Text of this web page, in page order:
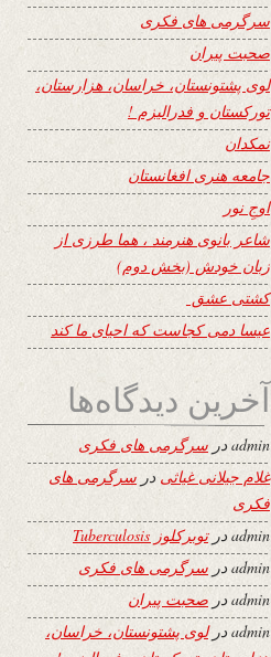
سرگرمی های فکری
صحبت پیران
لوی پشتونستان، خراسان، هزارستان،
تورکستان و فدرالیزم !
نمکدان
جامعه هنری افغانستان
اوجِ نور
شاعر بانوی هنرمند ، هما طرزی از
زبان خودش (بخش دوم)
کشتی عشق
عیسا دمی کجاست که احیای ما کند
آخرین دیدگاه‌ها
adminدر سرگرمی های فکری
غلام جیلانی غیاثی در سرگرمی های
فکری
adminدرتوبرکلوز Tuberculosis
adminدر سرگرمی های فکری
adminدر صحبت پیران
adminدرلوی پشتونستان، خراسان،